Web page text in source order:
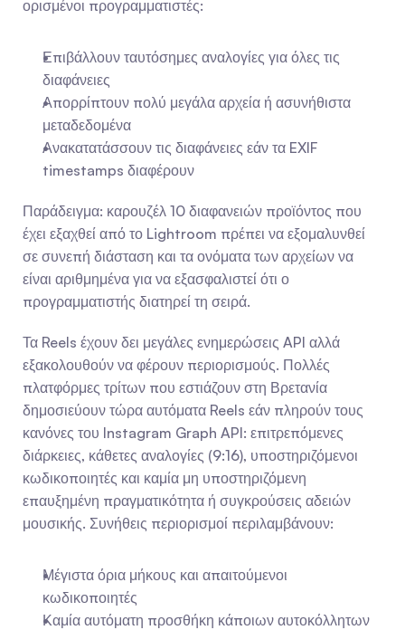
ορισμένοι προγραμματιστές:
Επιβάλλουν ταυτόσημες αναλογίες για όλες τις
διαφάνειες
Απορρίπτουν πολύ μεγάλα αρχεία ή ασυνήθιστα
μεταδεδομένα
Ανακατατάσσουν τις διαφάνειες εάν τα EXIF
timestamps διαφέρουν
Παράδειγμα: καρουζέλ 10 διαφανειών προϊόντος που
έχει εξαχθεί από το Lightroom πρέπει να εξομαλυνθεί
σε συνεπή διάσταση και τα ονόματα των αρχείων να
είναι αριθμημένα για να εξασφαλιστεί ότι ο
προγραμματιστής διατηρεί τη σειρά.
Τα Reels έχουν δει μεγάλες ενημερώσεις API αλλά
εξακολουθούν να φέρουν περιορισμούς. Πολλές
πλατφόρμες τρίτων που εστιάζουν στη Βρετανία
δημοσιεύουν τώρα αυτόματα Reels εάν πληρούν τους
κανόνες του Instagram Graph API: επιτρεπόμενες
διάρκειες, κάθετες αναλογίες (9:16), υποστηριζόμενοι
κωδικοποιητές και καμία μη υποστηριζόμενη
επαυξημένη πραγματικότητα ή συγκρούσεις αδειών
μουσικής. Συνήθεις περιορισμοί περιλαμβάνουν:
Μέγιστα όρια μήκους και απαιτούμενοι
κωδικοποιητές
Καμία αυτόματη προσθήκη κάποιων αυτοκόλλητων